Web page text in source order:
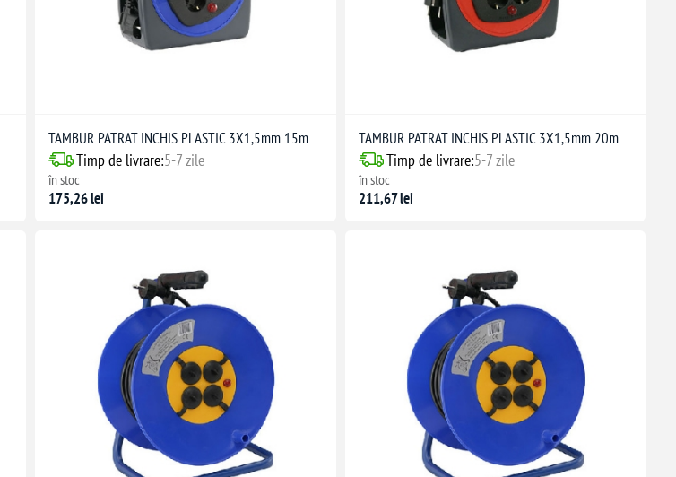
TAMBUR PATRAT INCHIS PLASTIC 3X1,5mm 15m
Timp de livrare:5-7 zile
în stoc
175,26 lei
TAMBUR PATRAT INCHIS PLASTIC 3X1,5mm 20m
Timp de livrare:5-7 zile
în stoc
211,67 lei